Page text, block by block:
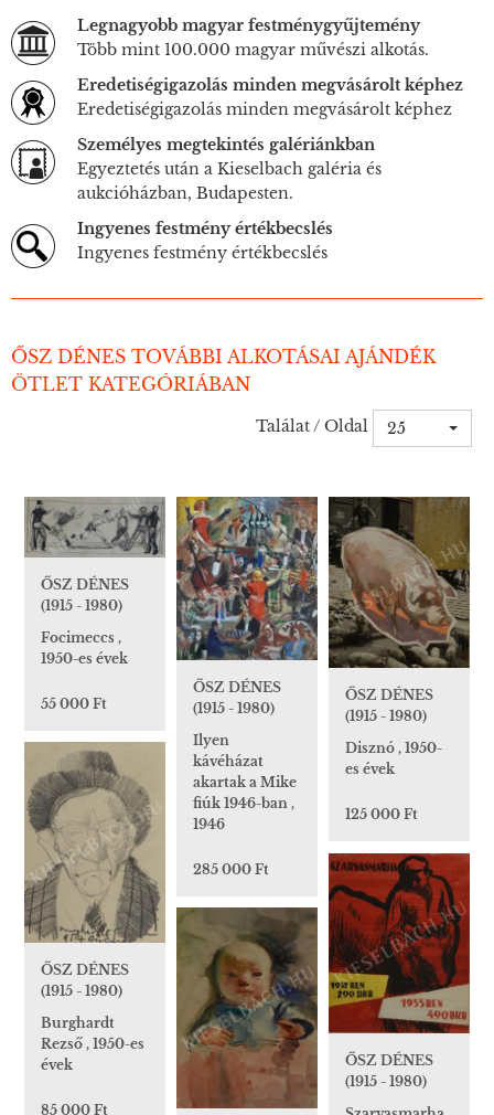
Legnagyobb magyar festménygyűjtemény
Több mint 100.000 magyar művészi alkotás.
Eredetiségigazolás minden megvásárolt képhez
Eredetiségigazolás minden megvásárolt képhez
Személyes megtekintés galériánkban
Egyeztetés után a Kieselbach galéria és
aukcióházban, Budapesten.
Ingyenes festmény értékbecslés
Ingyenes festmény értékbecslés
ŐSZ DÉNES TOVÁBBI ALKOTÁSAI AJÁNDÉK
ÖTLET KATEGÓRIÁBAN
Találat / Oldal 25
ŐSZ DÉNES
(1915 - 1980)
Focimeccs ,
1950-es évek
55 000 Ft
ŐSZ DÉNES
(1915 - 1980)
Ilyen
kávéházat
akartak a Mike
fiúk 1946-ban ,
1946
285 000 Ft
ŐSZ DÉNES
(1915 - 1980)
Disznó , 1950-
es évek
125 000 Ft
ŐSZ DÉNES
(1915 - 1980)
Burghardt
Rezső , 1950-es
évek
85 000 Ft
ŐSZ DÉNES
(1915 - 1980)